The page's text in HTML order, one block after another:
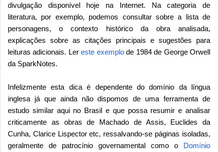
divulgação disponível hoje na Internet. Na categoria de
literatura, por exemplo, podemos consultar sobre a lista de
personagens, o contexto histórico da obra analisada,
explicações sobre as citações principais e sugestões para
leituras adicionais. Lereste exemplode 1984 de George Orwell
da SparkNotes.
Infelizmente esta dica é dependente do domínio da língua
inglesa já que ainda não dispomos de uma ferramenta de
estudo similar aqui no Brasil e que possa resumir e analisar
criticamente as obras de Machado de Assis, Euclides da
Cunha, Clarice Lispector etc, ressalvando-se páginas isoladas,
geralmente de patrocínio governamental como o Domínio